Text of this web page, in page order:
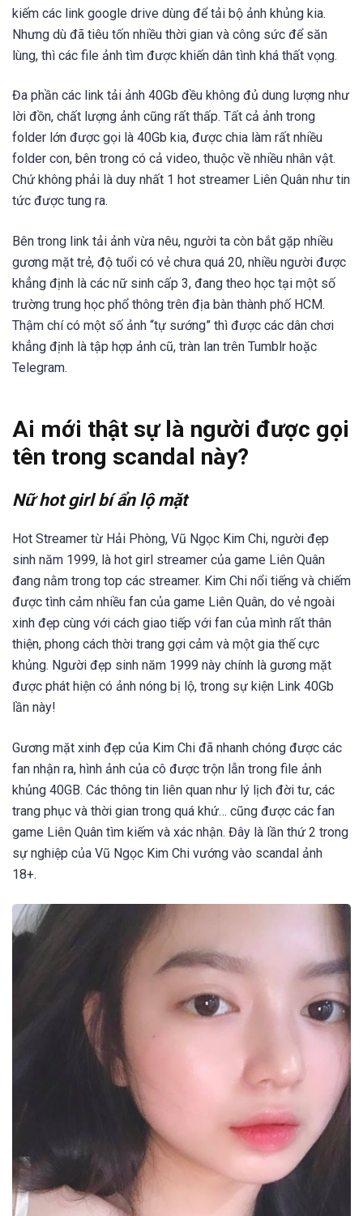
kiếm các link google drive dùng để tải bộ ảnh khủng kia.
Nhưng dù đã tiêu tốn nhiều thời gian và công sức để săn
lùng, thì các file ảnh tìm được khiến dân tình khá thất vọng.
Đa phần các link tải ảnh 40Gb đều không đủ dung lượng như
lời đồn, chất lượng ảnh cũng rất thấp. Tất cả ảnh trong
folder lớn được gọi là 40Gb kia, được chia làm rất nhiều
folder con, bên trong có cả video, thuộc về nhiều nhân vật.
Chứ không phải là duy nhất 1 hot streamer Liên Quân như tin
tức được tung ra.
Bên trong link tải ảnh vừa nêu, người ta còn bắt gặp nhiều
gương mặt trẻ, độ tuổi có vẻ chưa quá 20, nhiều người được
khẳng định là các nữ sinh cấp 3, đang theo học tại một số
trường trung học phổ thông trên địa bàn thành phố HCM.
Thậm chí có một số ảnh “tự sướng” thì được các dân chơi
khẳng định là tập hợp ảnh cũ, tràn lan trên Tumblr hoặc
Telegram.
Ai mới thật sự là người được gọi
tên trong scandal này?
Nữ hot girl bí ẩn lộ mặt
Hot Streamer từ Hải Phòng, Vũ Ngọc Kim Chi, người đẹp
sinh năm 1999, là hot girl streamer của game Liên Quân
đang nằm trong top các streamer. Kim Chi nổi tiếng và chiếm
được tình cảm nhiều fan của game Liên Quân, do vẻ ngoài
xinh đẹp cùng với cách giao tiếp với fan của mình rất thân
thiện, phong cách thời trang gợi cảm và một gia thế cực
khủng. Người đẹp sinh năm 1999 này chính là gương mặt
được phát hiện có ảnh nóng bị lộ, trong sự kiện Link 40Gb
lần này!
Gương mặt xinh đẹp của Kim Chi đã nhanh chóng được các
fan nhận ra, hình ảnh của cô được trộn lẫn trong file ảnh
khủng 40GB. Các thông tin liên quan như lý lịch đời tư, các
trang phục và thời gian trong quá khứ… cũng được các fan
game Liên Quân tìm kiếm và xác nhận. Đây là lần thứ 2 trong
sự nghiệp của Vũ Ngọc Kim Chi vướng vào scandal ảnh
18+.